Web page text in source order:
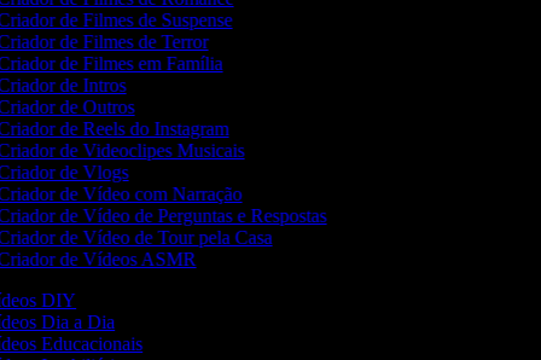
de Filmes de Suspense
de Filmes de Terror
de Filmes em Família
de Intros
de Outros
de Reels do Instagram
de Videoclipes Musicais
de Vlogs
de Vídeo com Narração
de Vídeo de Perguntas e Respostas
de Vídeo de Tour pela Casa
de Vídeos ASMR
DIY
Dia a Dia
Educacionais